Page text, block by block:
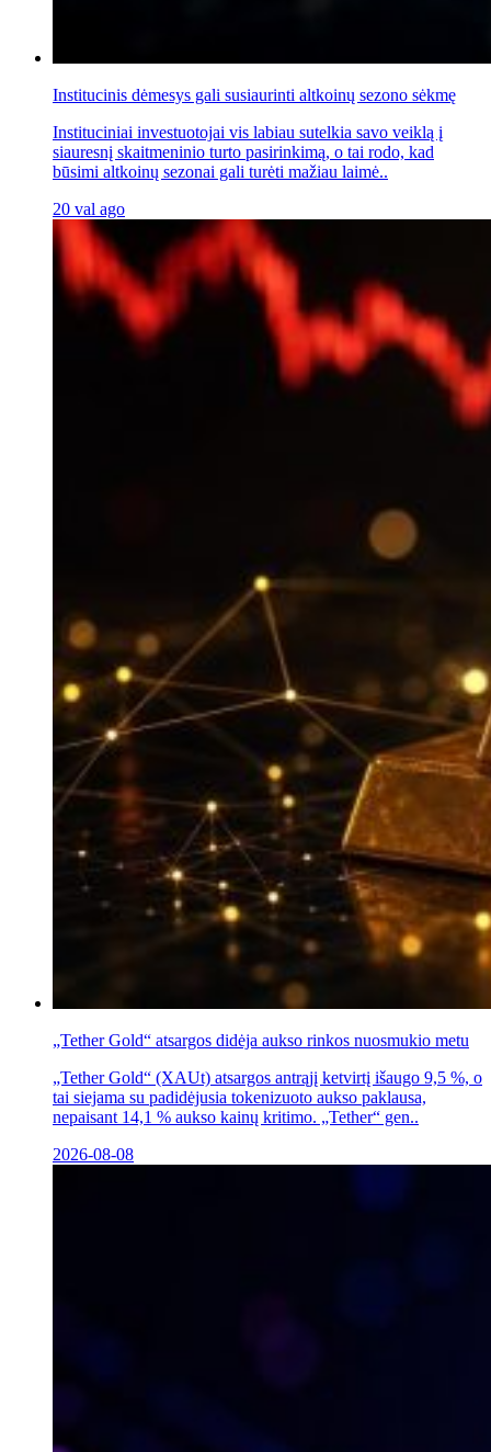
Institucinis dėmesys gali susiaurinti altkoinų sezono sėkmę
Instituciniai investuotojai vis labiau sutelkia savo veiklą į
siauresnį skaitmeninio turto pasirinkimą, o tai rodo, kad
būsimi altkoinų sezonai gali turėti mažiau laimė..
20 val ago
„Tether Gold“ atsargos didėja aukso rinkos nuosmukio metu
„Tether Gold“ (XAUt) atsargos antrąjį ketvirtį išaugo 9,5 %, o
tai siejama su padidėjusia tokenizuoto aukso paklausa,
nepaisant 14,1 % aukso kainų kritimo. „Tether“ gen..
2026-08-08